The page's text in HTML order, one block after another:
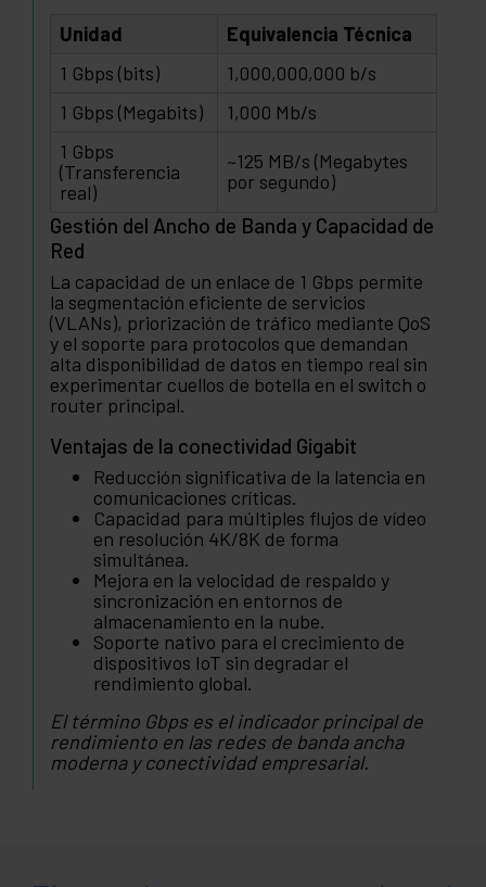
Unidad
Equivalencia Técnica
1 Gbps (bits)
1,000,000,000 b/s
1 Gbps (Megabits)
1,000 Mb/s
1 Gbps
(Transferencia
real)
~125 MB/s (Megabytes
por segundo)
Gestión del Ancho de Banda y Capacidad de
Red
La capacidad de un enlace de 1 Gbps permite
la segmentación eficiente de servicios
(VLANs), priorización de tráfico mediante QoS
y el soporte para protocolos que demandan
alta disponibilidad de datos en tiempo real sin
experimentar cuellos de botella en el switch o
router principal.
Ventajas de la conectividad Gigabit
Reducción significativa de la latencia en
comunicaciones críticas.
Capacidad para múltiples flujos de vídeo
en resolución 4K/8K de forma
simultánea.
Mejora en la velocidad de respaldo y
sincronización en entornos de
almacenamiento en la nube.
Soporte nativo para el crecimiento de
dispositivos IoT sin degradar el
rendimiento global.
El término Gbps es el indicador principal de
rendimiento en las redes de banda ancha
moderna y conectividad empresarial.